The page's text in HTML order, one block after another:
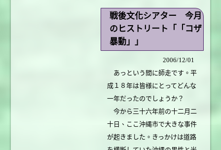
戦後文化シアター 今月
のヒストリート「「コザ
暴動」」
2006/12/01
あっという間に師走です。平
成１８年は皆様にとってどんな
一年だったのでしょうか？
今から三十六年前の十二月二
十日、ここ沖縄市で大きな事件
が起きました。きっかけは道路